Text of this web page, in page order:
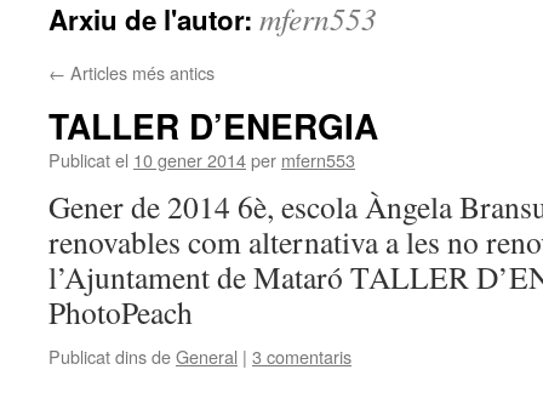
Arxiu de l'autor: mfern553
← Articles més antics
TALLER D’ENERGIA
Publicat el 10 gener 2014per mfern553
Gener de 2014 6è, escola Àngela
renovables com alternativa a les no
l’Ajuntament de Mataró TALLER
PhotoPeach
Publicat dins deGeneral | 3 comentaris